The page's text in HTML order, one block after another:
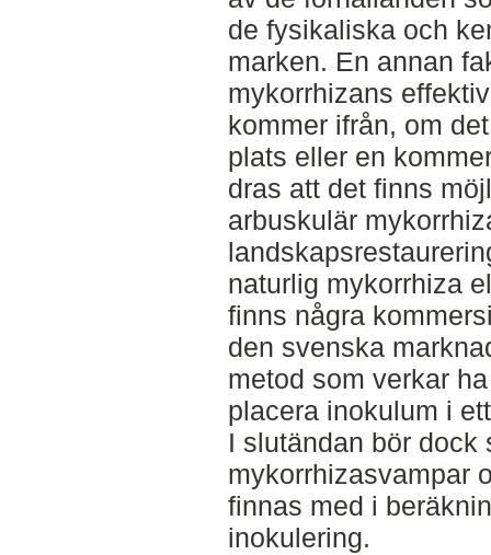
de fysikaliska och
marken. En annan
mykorrhizans
kommer ifrån, om
plats eller en
dras att det finns
arbuskulär
naturlig mykorrhiza
finns några
den svenska
metod som verkar
placera inokulum i
I slutändan bör dock
mykorrhizasvampar
finnas med i
inokulering.